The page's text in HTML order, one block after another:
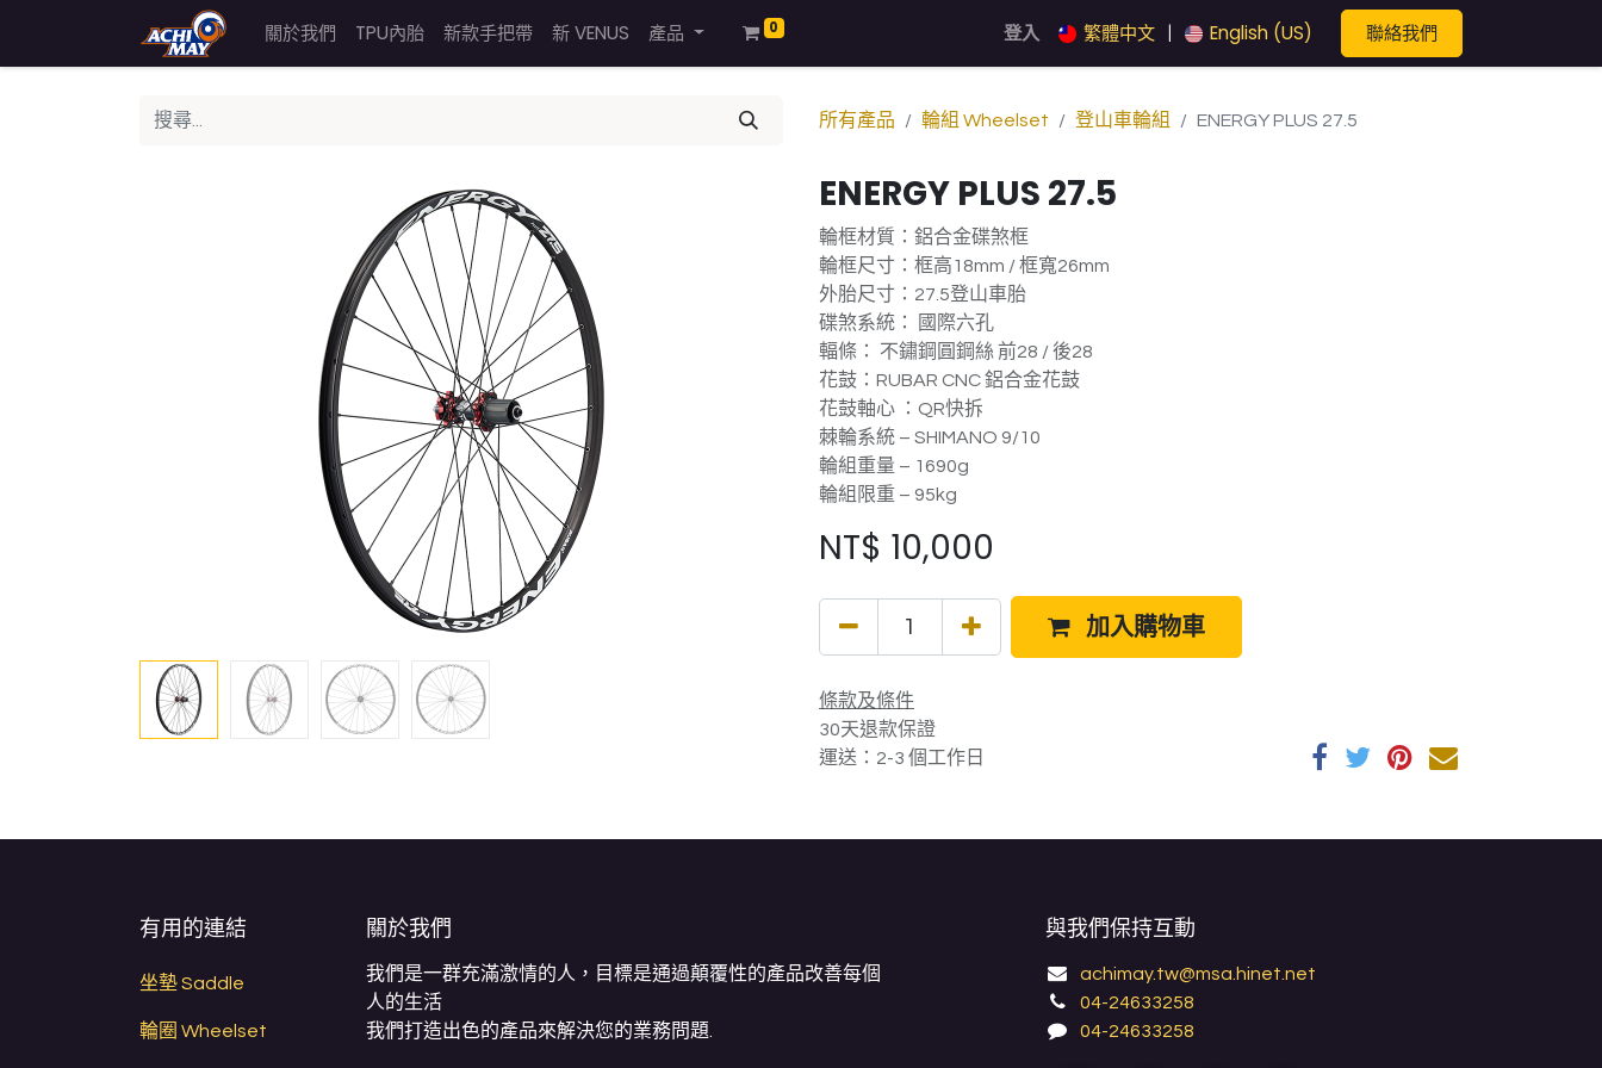
關於我們 TPU內胎 新款手把帶 新 VENUS 產品 0 登入 繁體中文 English (US) 聯絡我們
所有產品 輪組 Wheelset 登山車輪組 ENERGY PLUS 27.5
ENERGY PLUS 27.5
輪框材質：鋁合金碟煞框
輪框尺寸：框高18mm / 框寬26mm
外胎尺寸：27.5登山車胎
碟煞系統： 國際六孔
輻條： 不鏽鋼圓鋼絲 前28 / 後28
花鼓：RUBAR CNC 鋁合金花鼓
花鼓軸心 ：QR快拆
棘輪系統 – SHIMANO 9/10
輪組重量 – 1690g
輪組限重 – 95kg
NT$ 10,000
加入購物車
條款及條件
30天退款保證
運送：2-3 個工作日
有用的連結
坐墊 Saddle
輪圈 Wheelset
關於我們
我們是一群充滿激情的人，目標是通過顛覆性的產品改善每個
人的生活
我們打造出色的產品來解決您的業務問題.
與我們保持互動
achimay.tw@msa.hinet.net
04-24633258
04-24633258